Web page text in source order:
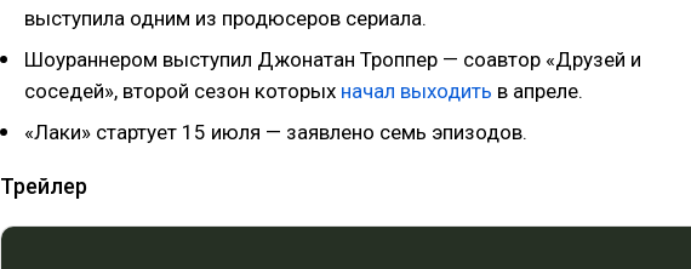
выступила одним из продюсеров сериала.
Шоураннером выступил Джонатан Троппер — соавтор «Друзей и
соседей», второй сезон которых начал выходить в апреле.
«Лаки» стартует 15 июля — заявлено семь эпизодов.
Трейлер